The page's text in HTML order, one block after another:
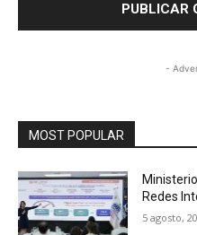
-
MOST POPULAR
Redes
5 agosto,